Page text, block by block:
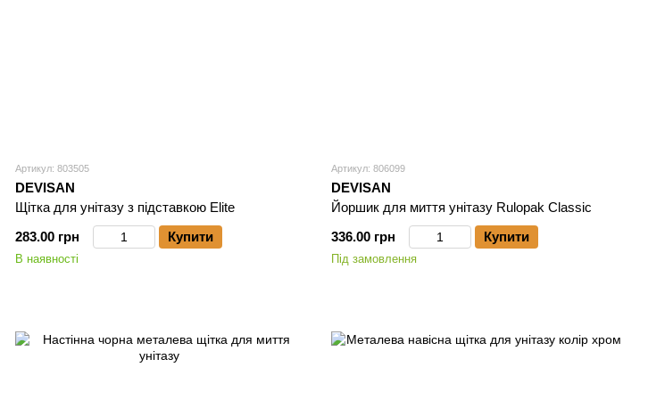
Артикул: 803505
DEVISAN
Щітка для унітазу з підставкою Elite
283.00 грн
Купити
В наявності
Артикул: 806099
DEVISAN
Йоршик для миття унітазу Rulopak Classic
336.00 грн
Купити
Під замовлення